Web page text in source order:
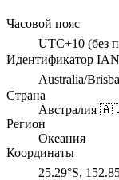
Часовой пояс
UTC+10 (без
Идентификатор
Australia/
Страна
Австралия
Регион
Океания
Координаты
25.29°S,